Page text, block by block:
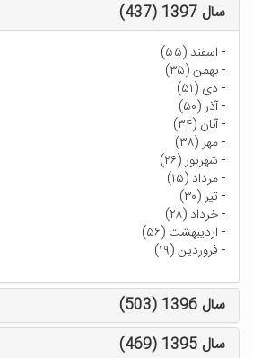
سال 1397 (437)
- اسفند (۵۵)
-بهمن (۳۵)
- دی (۵۱)
-آذر (۵۰)
-آبان (۳۴)
-مهر (۳۸)
- شهریور (۲۶)
-مرداد (۱۵)
-تیر (۳۰)
-خرداد (۲۸)
- اردیبهشت (۵۶)
- فروردین (۱۹)
سال 1396 (503)
سال 1395 (469)